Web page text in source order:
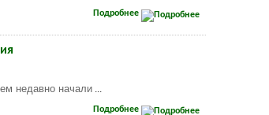
Подробнее
недавно начали...
Подробнее